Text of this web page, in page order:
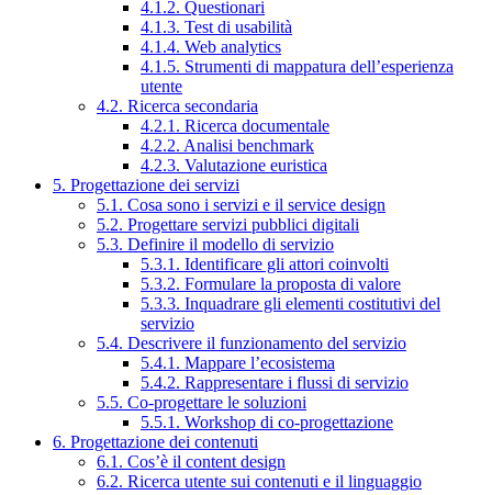
4.1.2. Questionari
4.1.3. Test di usabilità
4.1.4. Web analytics
4.1.5. Strumenti di mappatura dell’esperienza
utente
4.2. Ricerca secondaria
4.2.1. Ricerca documentale
4.2.2. Analisi benchmark
4.2.3. Valutazione euristica
5. Progettazione dei servizi
5.1. Cosa sono i servizi e il service design
5.2. Progettare servizi pubblici digitali
5.3. Definire il modello di servizio
5.3.1. Identificare gli attori coinvolti
5.3.2. Formulare la proposta di valore
5.3.3. Inquadrare gli elementi costitutivi del
servizio
5.4. Descrivere il funzionamento del servizio
5.4.1. Mappare l’ecosistema
5.4.2. Rappresentare i flussi di servizio
5.5. Co-progettare le soluzioni
5.5.1. Workshop di co-progettazione
6. Progettazione dei contenuti
6.1. Cos’è il content design
6.2. Ricerca utente sui contenuti e il linguaggio